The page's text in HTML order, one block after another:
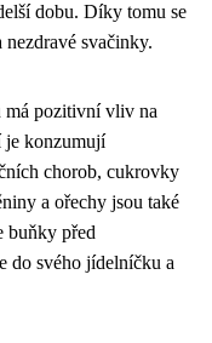
dobu. Díky tomu se
svačinky.
má pozitivní vliv na
je konzumují
chorob, cukrovky
a ořechy jsou také
buňky před
do svého jídelníčku a